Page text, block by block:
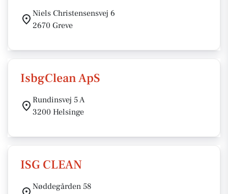
Niels Christensensvej 6
2670 Greve
IsbgClean ApS
Rundinsvej 5 A
3200 Helsinge
ISG CLEAN
Nøddegården 58